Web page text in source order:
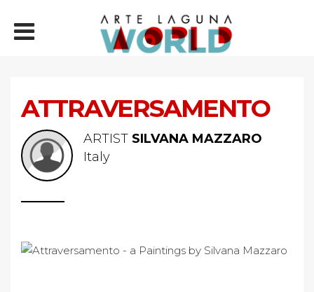
ATTRAVERSAMENTO
ARTIST SILVANA MAZZARO
Italy